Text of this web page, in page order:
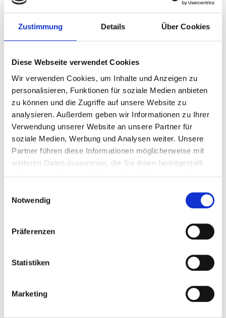
Zustimmung Details Über Cookies
Diese Webseite verwendet Cookies
Wir verwenden Cookies, um Inhalte und Anzeigen zu
personalisieren, Funktionen für soziale Medien anbieten
zu können und die Zugriffe auf unsere Website zu
analysieren. Außerdem geben wir Informationen zu Ihrer
Verwendung unserer Website an unsere Partner für
soziale Medien, Werbung und Analysen weiter. Unsere
Partner führen diese Informationen möglicherweise mit
weiteren Daten zusammen, die Sie ihnen bereitgestellt
Notwendig
Präferenzen
Statistiken
Marketing
Frisch zubereitetes 2-Gänge-Warmbuffet des Küchenchefs
Kostenloses Getränk (Bier, Wein oder Erfrischungsgetränk)
2 Nächte
Weniger als 11 Tickets
für diese Ticketkategorie
Stellen Sie Ihre Reise zusammen
P.P. AB
€ 1030 p.P.